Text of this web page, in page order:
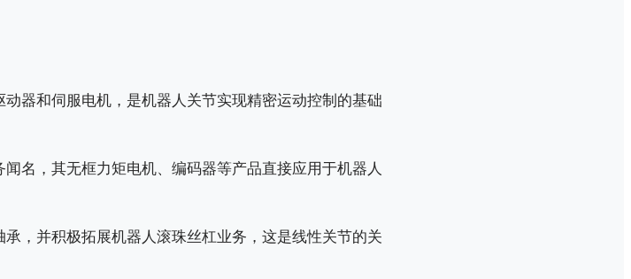
器和伺服电机，是机器人关节实现精密运动控制的基础
名，其无框力矩电机、编码器等产品直接应用于机器人
承，并积极拓展机器人滚珠丝杠业务，这是线性关节的关